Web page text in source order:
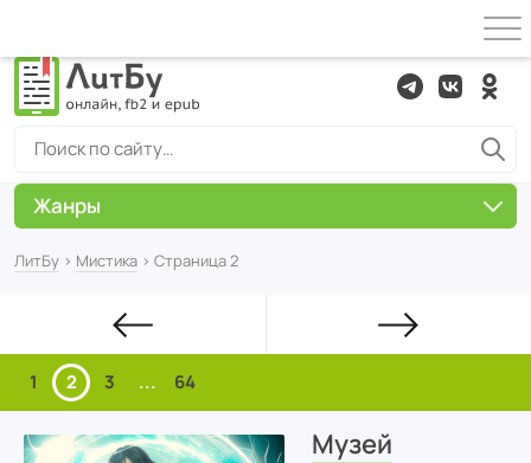
ЛитБу › Мистика › Страница 2
1 2 3 ... 64
Музей
Жанры